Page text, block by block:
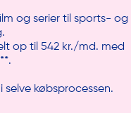
og serier til sports- og
op til 542 kr./md. med
købsprocessen.